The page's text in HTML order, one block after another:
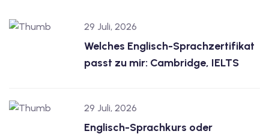
29 Juli, 2026
Welches Englisch-Sprachzertifikat
passt zu mir: Cambridge, IELTS
29 Juli, 2026
Englisch-Sprachkurs oder